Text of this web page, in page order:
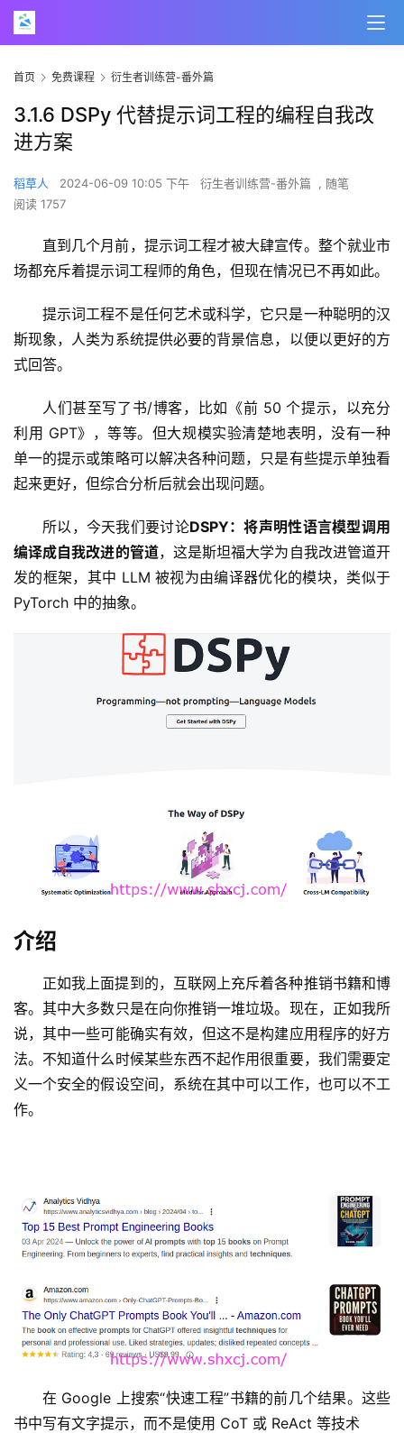
首页 免费课程 衍生者训练营-番外篇
3.1.6 DSPy 代替提示词工程的编程自我改
进方案
稻草人 2024-06-09 10:05 下午 衍生者训练营-番外篇 , 随笔
阅读 1757
直到几个月前，提示词工程才被大肆宣传。整个就业市
场都充斥着提示词工程师的角色，但现在情况已不再如此。
提示词工程不是任何艺术或科学，它只是一种聪明的汉
斯现象，人类为系统提供必要的背景信息，以便以更好的方
式回答。
人们甚至写了书/博客，比如《前 50 个提示，以充分
利用 GPT》，等等。但大规模实验清楚地表明，没有一种
单一的提示或策略可以解决各种问题，只是有些提示单独看
起来更好，但综合分析后就会出现问题。
所以，今天我们要讨论DSPY：将声明性语言模型调用
编译成自我改进的管道，这是斯坦福大学为自我改进管道开
发的框架，其中 LLM 被视为由编译器优化的模块，类似于
PyTorch 中的抽象。
介绍
正如我上面提到的，互联网上充斥着各种推销书籍和博
客。其中大多数只是在向你推销一堆垃圾。现在，正如我所
说，其中一些可能确实有效，但这不是构建应用程序的好方
法。不知道什么时候某些东西不起作用很重要，我们需要定
义一个安全的假设空间，系统在其中可以工作，也可以不工
作。
在 Google 上搜索“快速工程”书籍的前几个结果。这些
书中写有文字提示，而不是使用 CoT 或 ReAct 等技术